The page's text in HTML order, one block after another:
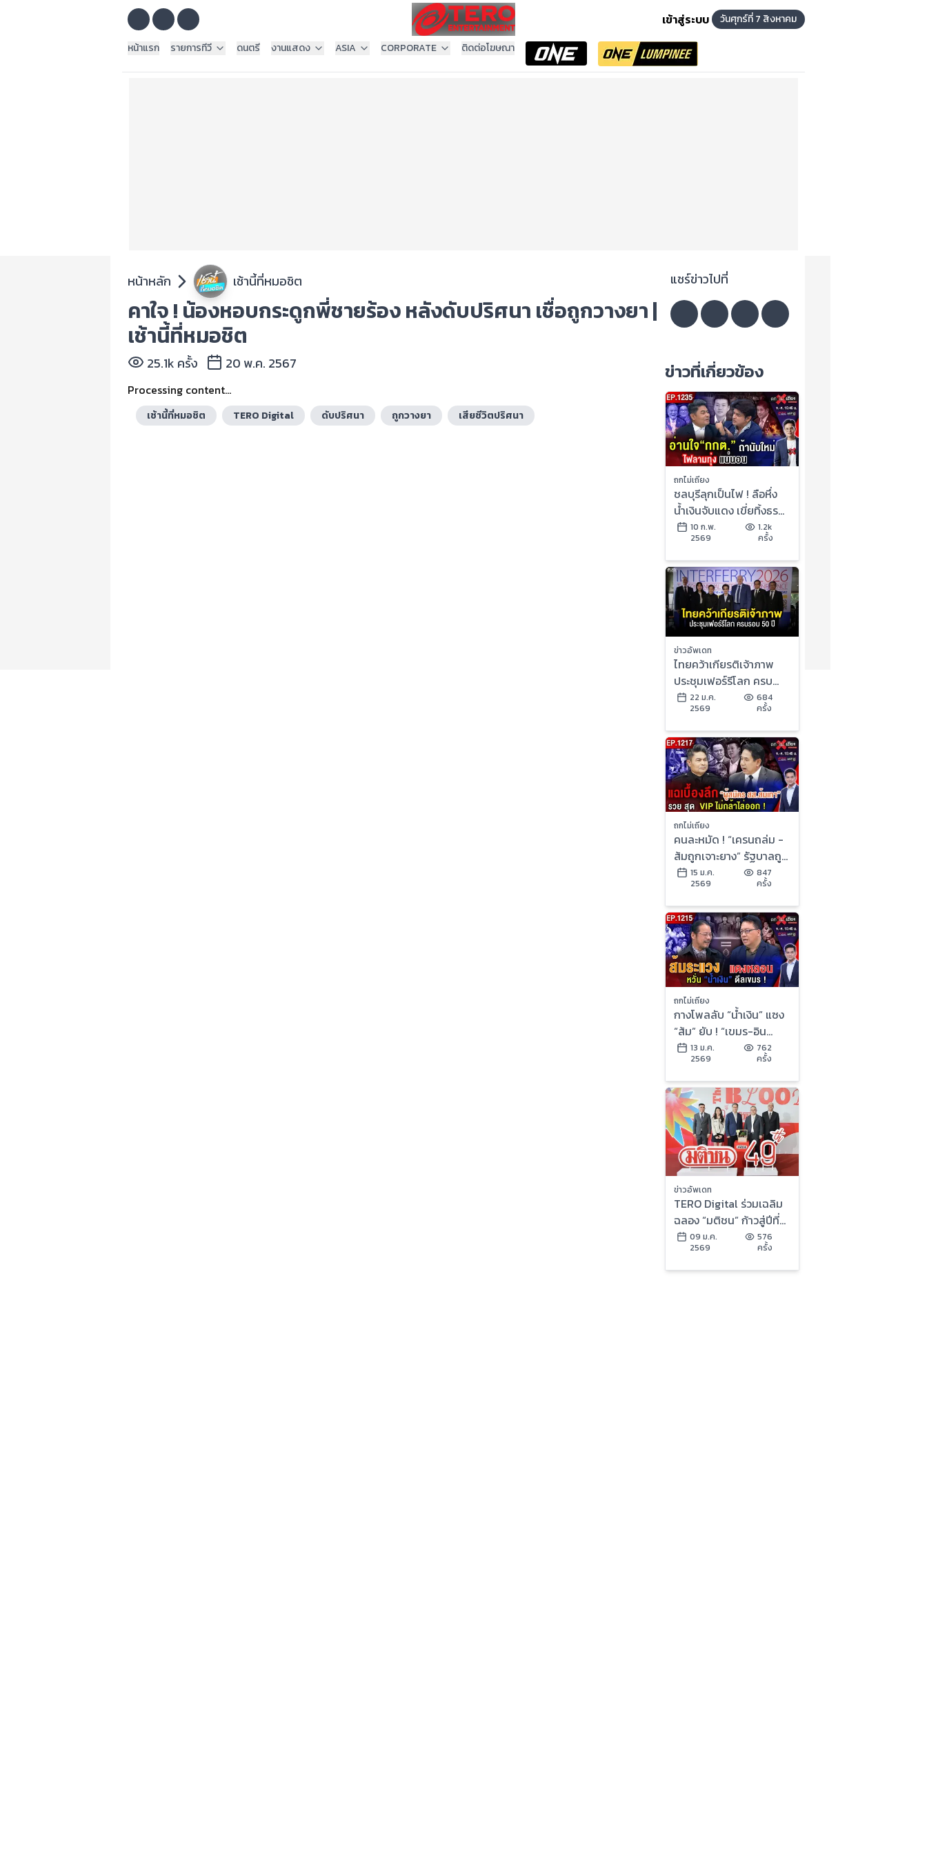
เข้าสู่ระบบ
วันศุกร์ที่ 7 สิงหาคม
หน้าแรก
รายการทีวี ดนตรี งานแสดง ASIA CORPORATE ติดต่อโฆษณา
หน้าหลัก เช้านี้ที่หมอชิต
คาใจ ! น้องหอบกระดูกพี่ชายร้อง หลังดับปริศนา เชื่อถูกวางยา |
เช้านี้ที่หมอชิต
25.1k ครั้ง 20 พ.ค. 2567
Processing content...
เช้านี้ที่หมอชิต TERO Digital ดับปริศนา ถูกวางยา เสียชีวิตปริศนา
แชร์ข่าวไปที่
ข่าวที่เกี่ยวข้อง
ถกไม่เถียง
ชลบุรีลุกเป็นไฟ ! ลือหึ่ง
น้ำเงินจับแดง เขี่ยทิ้งธร
รมนัส รัฐบาลหนู อายุสั้น
? #ถกไม่เถียง
10 ก.พ.
2569
1.2k
ครั้ง
ข่าวอัพเดท
ไทยคว้าเกียรติเจ้าภาพ
ประชุมเฟอร์รีโลก ครบ
รอบ 50 ปี
22 ม.ค.
2569
684
ครั้ง
ถกไม่เถียง
คนละหมัด ! “เครนถล่ม -
ส้มถูกเจาะยาง” รัฐบาลถูก
ด่า สุดระอา “กา” เบอร์ไหน
15 ม.ค.
2569
847
ครั้ง
ถกไม่เถียง
กางโพลลับ “น้ำเงิน” แซง
“ส้ม” ยับ ! “เขมร-อิน
ฟลูฯ-บ้านใหญ่” รุมกระซ
วก อ่วมอรทัย !
13 ม.ค.
2569
762
ครั้ง
ข่าวอัพเดท
TERO Digital ร่วมเฉลิม
ฉลอง “มติชน” ก้าวสู่ปีที่
49: The Bloomer for
09 ม.ค.
2569
576
ครั้ง